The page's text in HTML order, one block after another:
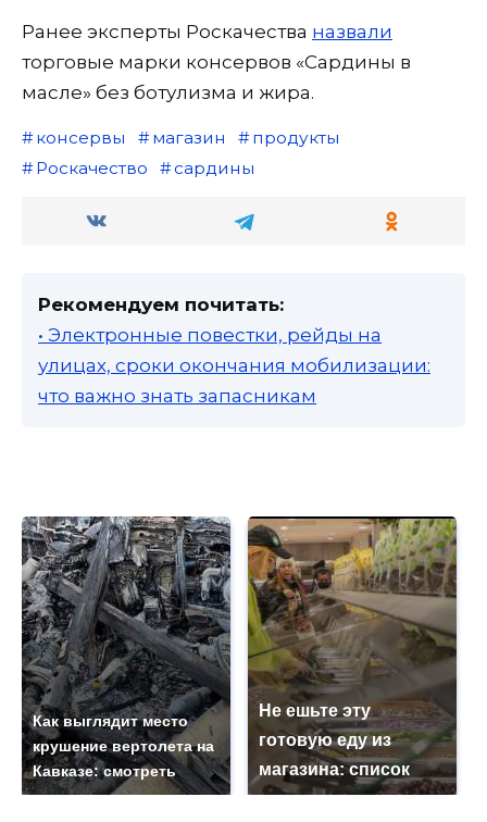
Ранее эксперты Роскачества назвали
торговые марки консервов «Сардины в
масле» без ботулизма и жира.
консервы магазин
продукты
Роскачество
сардины
Рекомендуем почитать:
• Электронные повестки, рейды на
улицах, сроки окончания мобилизации:
что важно знать запасникам
Как выглядит место
крушение вертолета на
Кавказе: смотреть
Не ешьте эту
готовую еду из
магазина: список